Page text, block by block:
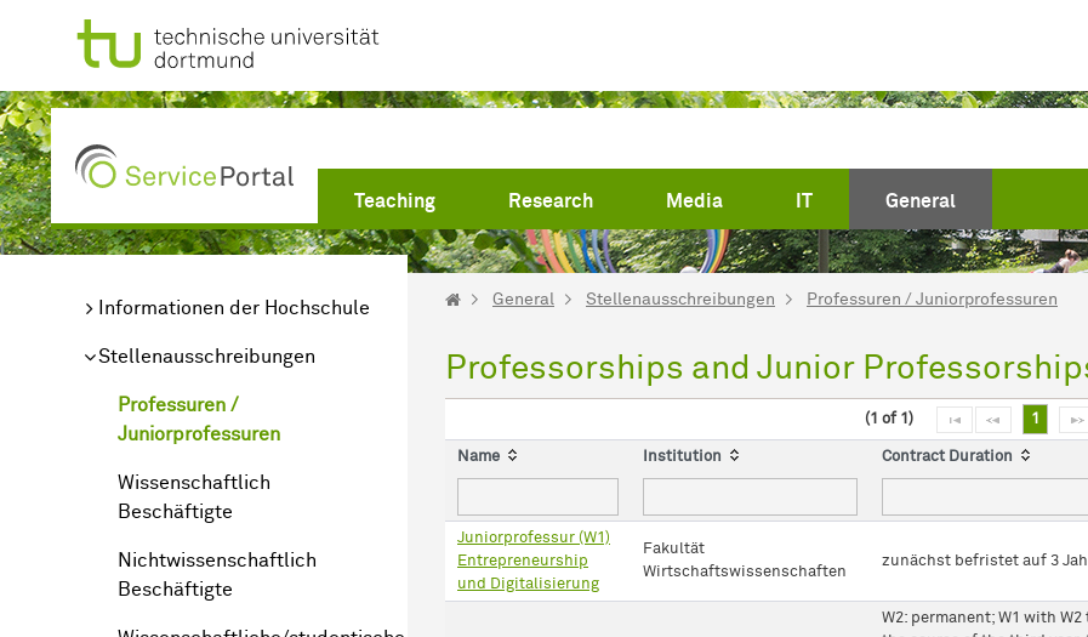
Skip to Main Content
Teaching Research Media IT General
Informationen der Hochschule
Stellenausschreibungen
Professuren /
Juniorprofessuren
Wissenschaftlich
Beschäftigte
Nichtwissenschaftlich
Beschäftigte
General Stellenausschreibungen Professuren / Juniorprofessuren
Professorships and Junior
(1 of 1) 1
Name Institution Contract Duration
Juniorprofessur (W1)
Entrepreneurship
und Digitalisierung
Fakultät
Wirtschaftswissenschaften
zunächst befristet auf 3
W2: permanent; W1 with